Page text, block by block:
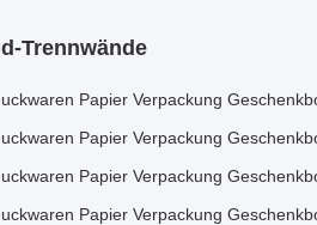
Trennwände
Papier Verpackung
Papier Verpackung
Papier Verpackung
Papier Verpackung